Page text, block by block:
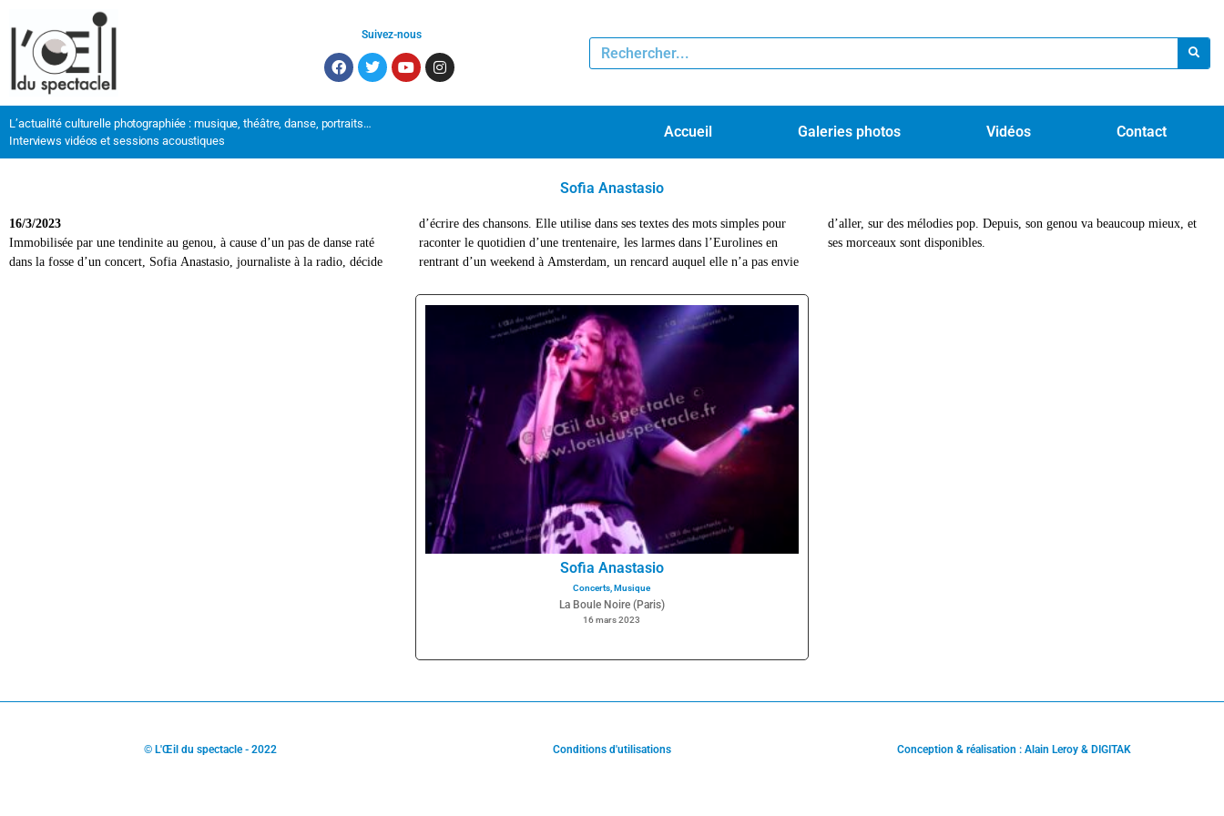
Suivez-nous
L’actualité culturelle photographiée : musique, théâtre, danse, portraits…
Interviews vidéos et sessions acoustiques
Accueil Galeries photos Vidéos Contact
Sofia Anastasio
16/3/2023
Immobilisée par une tendinite au genou, à cause d’un pas de danse raté
dans la fosse d’un concert, Sofia Anastasio, journaliste à la radio, décide
d’écrire des chansons. Elle utilise dans ses textes des mots simples pour
raconter le quotidien d’une trentenaire, les larmes dans l’Eurolines en
rentrant d’un weekend à Amsterdam, un rencard auquel elle n’a pas envie
d’aller, sur des mélodies pop. Depuis, son genou va beaucoup mieux, et
ses morceaux sont disponibles.
Sofia Anastasio
Concerts, Musique
La Boule Noire (Paris)
16 mars 2023
© L'Œil du spectacle - 2022 Conditions d'utilisations Conception & réalisation : Alain Leroy & DIGITAK